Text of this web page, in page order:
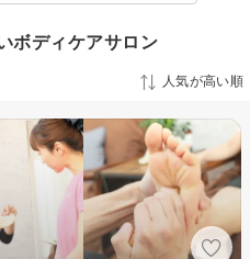
ボディケアサロン
人気が高い順